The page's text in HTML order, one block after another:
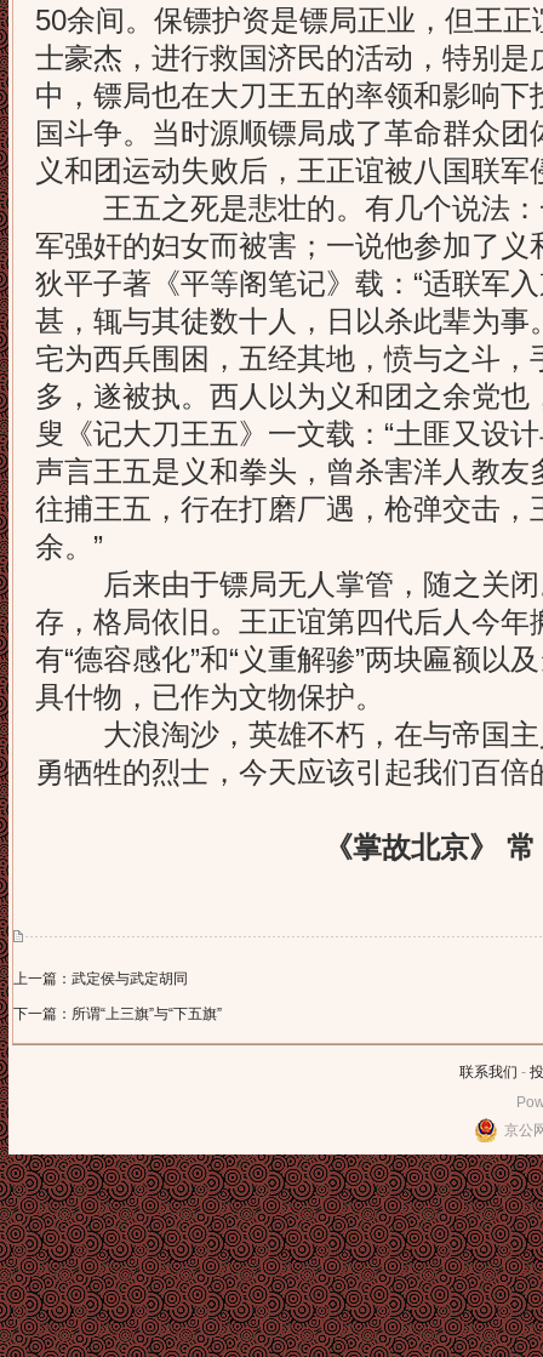
50余间。保镖护资是镖局正业，但王
士豪杰，进行救国济民的活动，特别是
中，镖局也在大刀王五的率领和影响下
国斗争。当时源顺镖局成了革命群众
义和团运动失败后，王正谊被八国联
王五之死是悲壮的。有几个说法：
军强奸的妇女而被害；一说他参加了义
狄平子著《平等阁笔记》载：“适联军
甚，辄与其徒数十人，日以杀此辈为事
宅为西兵围困，五经其地，愤与之斗，
多，遂被执。西人以为义和团之余党也
叟《记大刀王五》一文载：“土匪又设
声言王五是义和拳头，曾杀害洋人教
往捕王五，行在打磨厂遇，枪弹交击，
余。”
后来由于镖局无人掌管，随之关闭
存，格局依旧。王正谊第四代后人今年
有“德容感化”和“义重解骖”两块匾额以
具什物，已作为文物保护。
大浪淘沙，英雄不朽，在与帝国主
勇牺牲的烈士，今天应该引起我们百倍
《掌故北京》
上一篇：武定侯与武定胡同
下一篇：所谓“上三旗”与“下五旗”
联系我们 -
京公